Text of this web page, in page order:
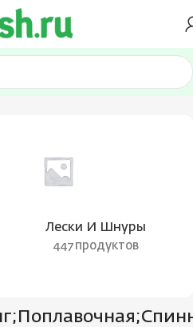
(stream/area);Морская
Лески И Шнуры
447 продуктов